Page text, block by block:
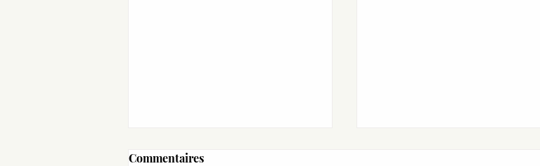
Commentaires